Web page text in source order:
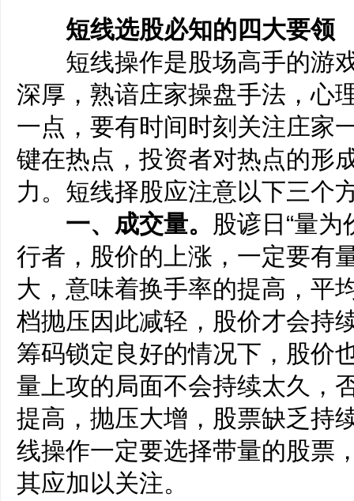
短线选股必知的四大要领
短线操作是股场高手的游
深厚，熟谙庄家操盘手法，心
一点，要有时间时刻关注庄家
键在热点，投资者对热点的形
力。短线择股应注意以下三个
一、成交量。 股谚日“量为
行者，股价的上涨，一定要有
大，意味着换手率的提高，平
档抛压因此减轻，股价才会持
筹码锁定良好的情况下，股价
量上攻的局面不会持续太久，
提高，抛压大增，股票缺乏持
线操作一定要选择带量的股票
其应加以关注。